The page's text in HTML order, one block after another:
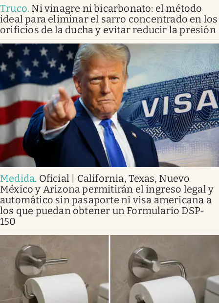
Truco. Ni vinagre ni bicarbonato: el método
ideal para eliminar el sarro concentrado en los
orificios de la ducha y evitar reducir la presión
Medida. Oficial | California, Texas, Nuevo
México y Arizona permitirán el ingreso legal y
automático sin pasaporte ni visa americana a
los que puedan obtener un Formulario DSP-
150